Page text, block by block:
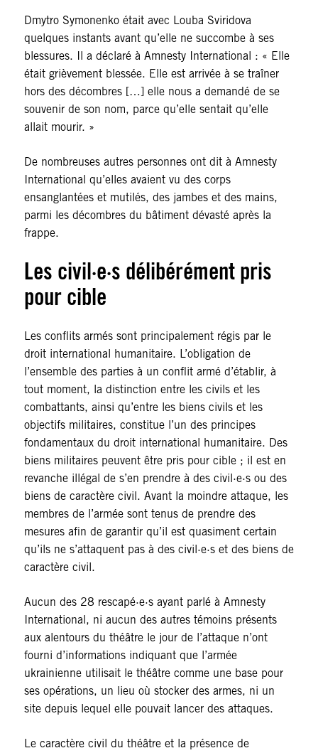
Dmytro Symonenko était avec Louba Sviridova
quelques instants avant qu’elle ne succombe à ses
blessures. Il a déclaré à Amnesty International : « Elle
était grièvement blessée. Elle est arrivée à se traîner
hors des décombres […] elle nous a demandé de se
souvenir de son nom, parce qu’elle sentait qu’elle
allait mourir. »
De nombreuses autres personnes ont dit à Amnesty
International qu’elles avaient vu des corps
ensanglantées et mutilés, des jambes et des mains,
parmi les décombres du bâtiment dévasté après la
frappe.
Les civil·e·s délibérément pris
pour cible
Les conflits armés sont principalement régis par le
droit international humanitaire. L’obligation de
l’ensemble des parties à un conflit armé d’établir, à
tout moment, la distinction entre les civils et les
combattants, ainsi qu’entre les biens civils et les
objectifs militaires, constitue l’un des principes
fondamentaux du droit international humanitaire. Des
biens militaires peuvent être pris pour cible ; il est en
revanche illégal de s’en prendre à des civil·e·s ou des
biens de caractère civil. Avant la moindre attaque, les
membres de l’armée sont tenus de prendre des
mesures afin de garantir qu’il est quasiment certain
qu’ils ne s’attaquent pas à des civil·e·s et des biens de
caractère civil.
Aucun des 28 rescapé·e·s ayant parlé à Amnesty
International, ni aucun des autres témoins présents
aux alentours du théâtre le jour de l’attaque n’ont
fourni d’informations indiquant que l’armée
ukrainienne utilisait le théâtre comme une base pour
ses opérations, un lieu où stocker des armes, ni un
site depuis lequel elle pouvait lancer des attaques.
Le caractère civil du théâtre et la présence de